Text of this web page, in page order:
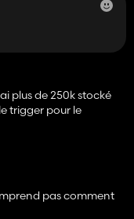
plus de 250k stocké
trigger pour le
pas comment